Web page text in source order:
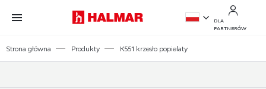
Przejdź do treści.
Przejdź do menu.
Przejdź do wyszukiwarki.
DLA
PARTNERÓW
Strona główna Produkty K551 krzesło popielaty